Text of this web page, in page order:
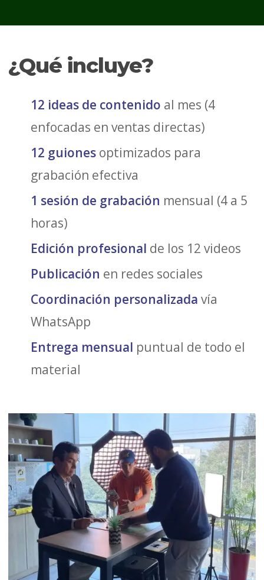
¿Qué incluye?
12 ideas de contenido al mes (4
enfocadas en ventas directas)
12 guionesoptimizados para
grabación efectiva
1 sesión de grabación mensual (4 a 5
horas)
Edición profesional de los 12 videos
Publicación en redes sociales
Coordinación personalizada vía
WhatsApp
Entrega mensual puntual de todo el
material